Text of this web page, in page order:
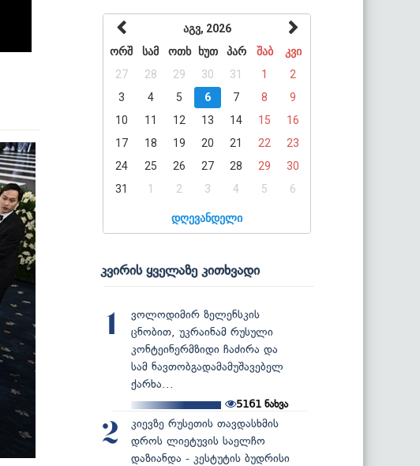
აგვ, 2026
ორშ
სამ ოთხ ხუთ პარ შაბ
კვი
27
28 29 30 31 1
2
3
4 5 6 7 8
9
10
11 12 13 14 15
16
17
18 19 20 21 22
23
24
25 26 27 28 29
30
31
1 2 3 4 5 6
დღევანდელი
კვირის ყველაზე კითხვადი
1
ვოლოდიმირ ზელენსკის
ცნობით, უკრაინამ რუსული
კონტეინერმზიდი ჩაძირა და
სამ ნავთობგადამამუშავებელ
ქარხა...
5161 ნახვა
2
კიევზე რუსეთის თავდასხმის
დროს ლიეტუვის საელჩო
დაზიანდა - კესტუტის ბუდრისი